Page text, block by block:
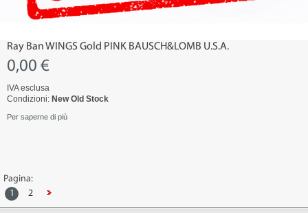
Ray Ban WINGS Gold PINK BAUSCH&LOMB U.S.A.
0,00 €
IVA esclusa
Condizioni: New Old Stock
Per saperne di più
Pagina:
1
2